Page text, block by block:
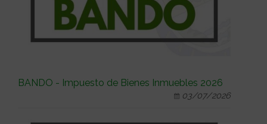
BANDO - Impuesto de Bienes Inmuebles 2026
03/07/2026